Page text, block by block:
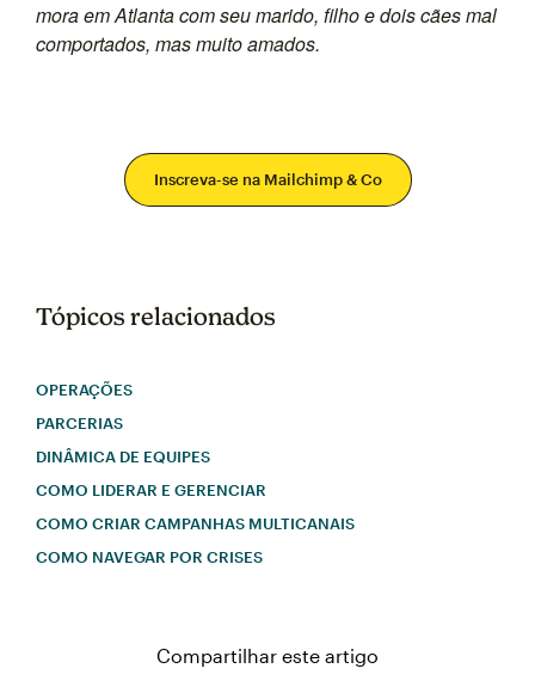
mora em Atlanta com seu marido, filho e dois cães mal
comportados, mas muito amados.
Inscreva-se na Mailchimp & Co
Tópicos relacionados
OPERAÇÕES
PARCERIAS
DINÂMICA DE EQUIPES
COMO LIDERAR E GERENCIAR
COMO CRIAR CAMPANHAS MULTICANAIS
COMO NAVEGAR POR CRISES
Compartilhar este artigo